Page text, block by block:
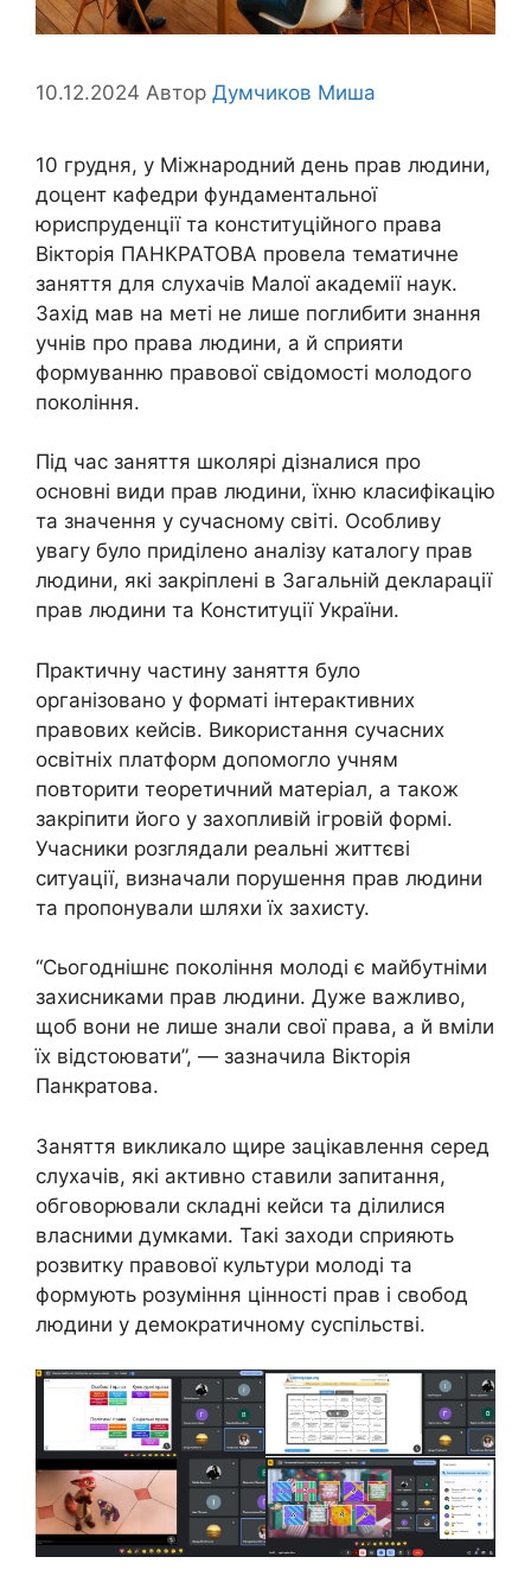
10.12.2024 Автор Думчиков Миша
10 грудня, у Міжнародний день прав людини,
доцент кафедри фундаментальної
юриспруденції та конституційного права
Вікторія ПАНКРАТОВА провела тематичне
заняття для слухачів Малої академії наук.
Захід мав на меті не лише поглибити знання
учнів про права людини, а й сприяти
формуванню правової свідомості молодого
покоління.
Під час заняття школярі дізналися про
основні види прав людини, їхню класифікацію
та значення у сучасному світі. Особливу
увагу було приділено аналізу каталогу прав
людини, які закріплені в Загальній декларації
прав людини та Конституції України.
Практичну частину заняття було
організовано у форматі інтерактивних
правових кейсів. Використання сучасних
освітніх платформ допомогло учням
повторити теоретичний матеріал, а також
закріпити його у захопливій ігровій формі.
Учасники розглядали реальні життєві
ситуації, визначали порушення прав людини
та пропонували шляхи їх захисту.
“Сьогоднішнє покоління молоді є майбутніми
захисниками прав людини. Дуже важливо,
щоб вони не лише знали свої права, а й вміли
їх відстоювати”, — зазначила Вікторія
Панкратова.
Заняття викликало щире зацікавлення серед
слухачів, які активно ставили запитання,
обговорювали складні кейси та ділилися
власними думками. Такі заходи сприяють
розвитку правової культури молоді та
формують розуміння цінності прав і свобод
людини у демократичному суспільстві.